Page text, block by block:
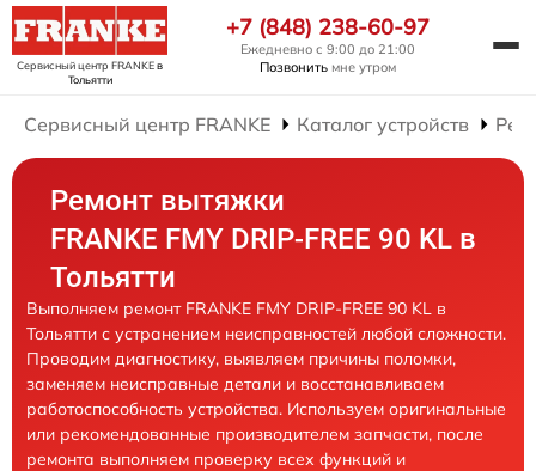
Сервисный центр FRANKEв
Тольятти
+7 (848) 238-60-97
Ежедневно с 9:00 до 21:00
Позвонить мне утром
Сервисный центр FRANKE Каталог устройств
Ремонт вытяжки
FRANKE FMY DRIP-FREE 90 KL в
Тольятти
Выполняем ремонт FRANKE FMY DRIP-FREE 90 KL в
Тольятти с устранением неисправностей любой сложности.
Проводим диагностику, выявляем причины поломки,
заменяем неисправные детали и восстанавливаем
работоспособность устройства. Используем оригинальные
или рекомендованные производителем запчасти, после
ремонта выполняем проверку всех функций и